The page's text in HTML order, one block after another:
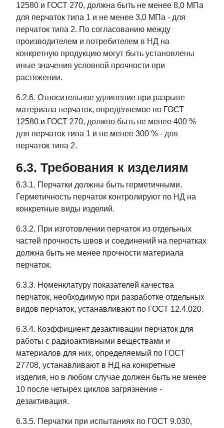
12580 и ГОСТ 270, должна быть не менее 8,0 МПа
для перчаток типа 1 и не менее 3,0 МПа - для
перчаток типа 2. По согласованию между
производителем и потребителем в НД на
конкретную продукцию могут быть установлены
иные значения условной прочности при
растяжении.
6.2.6. Относительное удлинение при разрыве
материала перчаток, определяемое по ГОСТ
12580 и ГОСТ 270, должно быть не менее 400 %
для перчаток типа 1 и не менее 300 % - для
перчаток типа 2.
6.3. Требования к изделиям
6.3.1. Перчатки должны быть герметичными.
Герметичность перчаток контролируют по НД на
конкретные виды изделий.
6.3.2. При изготовлении перчаток из отдельных
частей прочность швов и соединений на перчатках
должна быть не менее прочности материала
перчаток.
6.3.3. Номенклатуру показателей качества
перчаток, необходимую при разработке отдельных
видов перчаток, устанавливают по ГОСТ 12.4.020.
6.3.4. Коэффициент дезактивации перчаток для
работы с радиоактивными веществами и
материалов для них, определяемый по ГОСТ
27708, устанавливают в НД на конкретные
изделия, но в любом случае должен быть не менее
10 после четырех циклов загрязнение -
дезактивация.
6.3.5. Перчатки при испытаниях по ГОСТ 9.030,